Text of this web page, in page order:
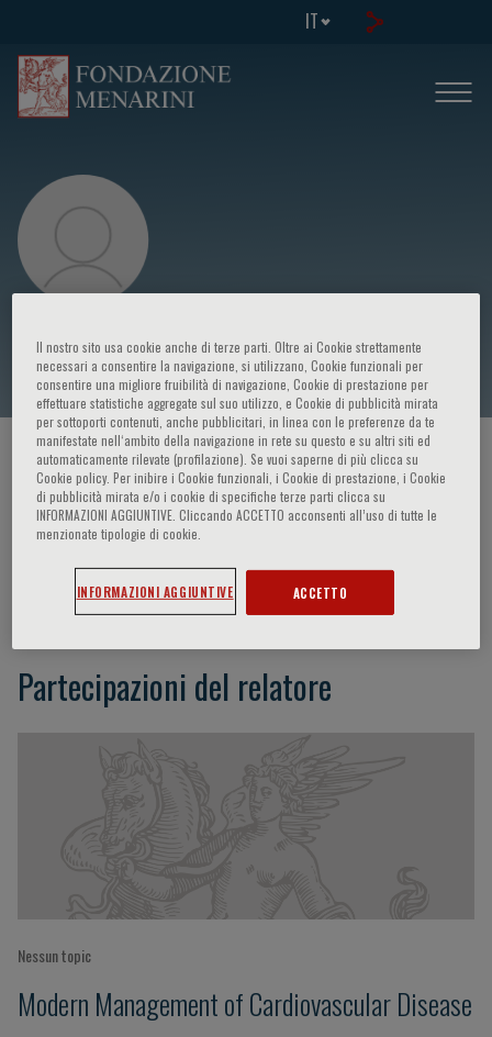
IT
Celso Amodeo
HOME PAGE / CORSI ED EVENTI / RELATORE
Celso Amodeo
Partecipazioni del relatore
Nessun topic
Modern Management of Cardiovascular Disease
Il nostro sito usa cookie anche di terze parti. Oltre ai Cookie strettamente
necessari a consentire la navigazione, si utilizzano, Cookie funzionali per
consentire una migliore fruibilità di navigazione, Cookie di prestazione per
effettuare statistiche aggregate sul suo utilizzo, e Cookie di pubblicità mirata
per sottoporti contenuti, anche pubblicitari, in linea con le preferenze da te
manifestate nell‘ambito della navigazione in rete su questo e su altri siti ed
automaticamente rilevate (profilazione). Se vuoi saperne di più clicca su
Cookie policy. Per inibire i Cookie funzionali, i Cookie di prestazione, i Cookie
di pubblicità mirata e/o i cookie di specifiche terze parti clicca su
INFORMAZIONI AGGIUNTIVE. Cliccando ACCETTO acconsenti all’uso di tutte le
menzionate tipologie di cookie.
INFORMAZIONI AGGIUNTIVE ACCETTO